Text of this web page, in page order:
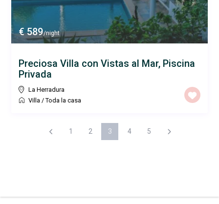
€ 589/night
Preciosa Villa con Vistas al Mar, Piscina
Privada
La Herradura
Villa /Toda la casa
1 2 3 4 5